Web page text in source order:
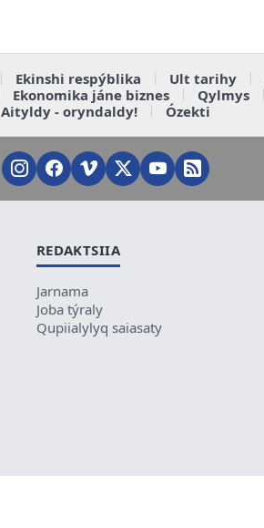
Ekinshi respýblika Ult tarihy
Ekonomika jáne biznes Qylmys
Aityldy - oryndaldy!
Ózekti
REDAKTSIIA
Jarnama
Joba týraly
Qupiialylyq saiasaty